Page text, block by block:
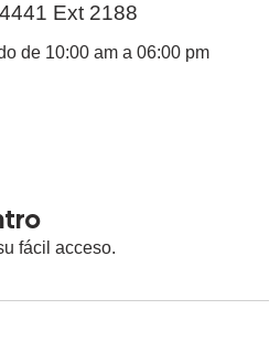
Ext 2188
de 10:00 am a 06:00 pm
fácil acceso.